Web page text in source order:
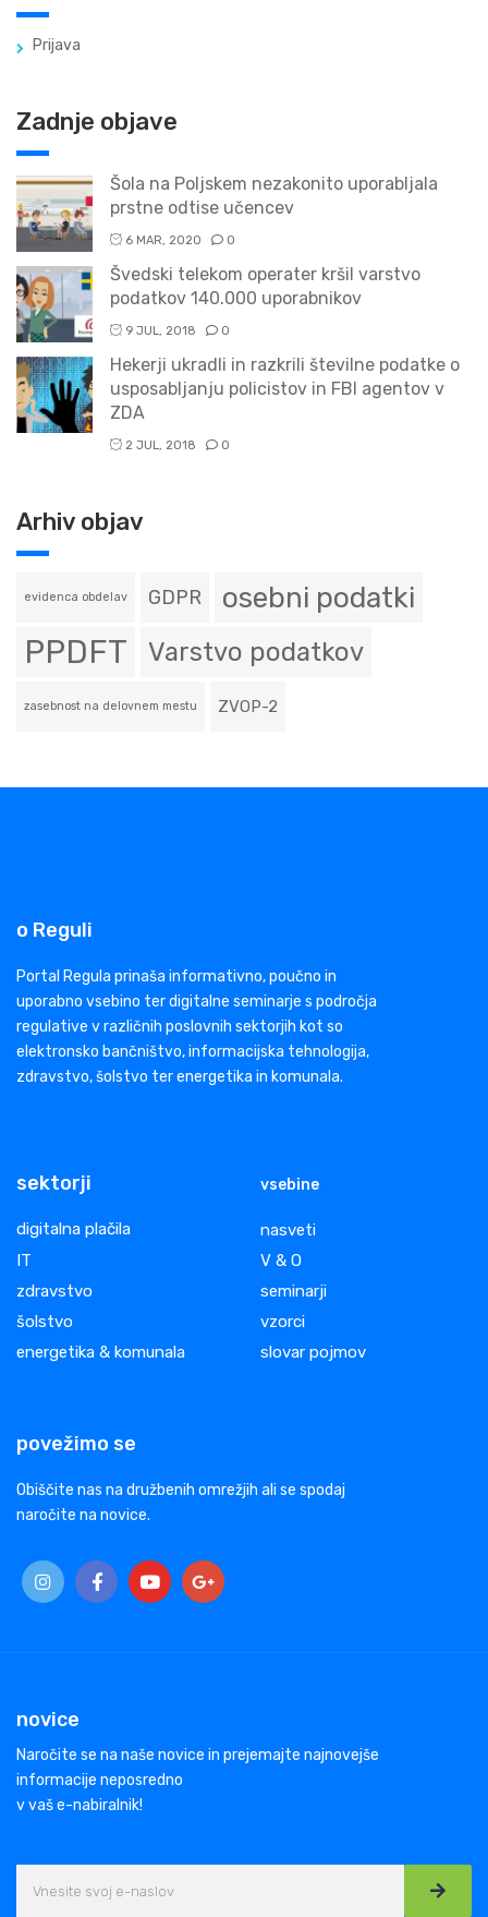
Prijava
Zadnje objave
Šola na Poljskem nezakonito uporabljala
prstne odtise učencev
6 MAR, 2020 0
Švedski telekom operater kršil varstvo
podatkov 140.000 uporabnikov
9 JUL, 2018 0
Hekerji ukradli in razkrili številne podatke o
usposabljanju policistov in FBI agentov v
ZDA
2 JUL, 2018 0
Arhiv objav
evidenca obdelav GDPR osebni podatki
PPDFT Varstvo podatkov
zasebnost na delovnem mestu ZVOP-2
o Reguli
Portal Regula prinaša informativno, poučno in
uporabno vsebino ter digitalne seminarje s področja
regulative v različnih poslovnih sektorjih kot so
elektronsko bančništvo, informacijska tehnologija,
zdravstvo, šolstvo ter energetika in komunala.
sektorji
digitalna plačila
IT
zdravstvo
šolstvo
energetika & komunala
vsebine
nasveti
V & O
seminarji
vzorci
slovar pojmov
povežimo se
Obiščite nas na družbenih omrežjih ali se spodaj
naročite na novice.
novice
Naročite se na naše novice in prejemajte najnovejše
informacije neposredno
v vaš e-nabiralnik!